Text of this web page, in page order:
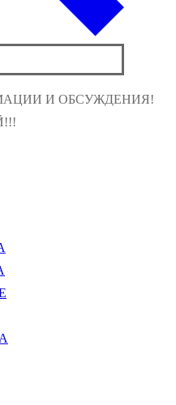
И ОБСУЖДЕНИЯ!